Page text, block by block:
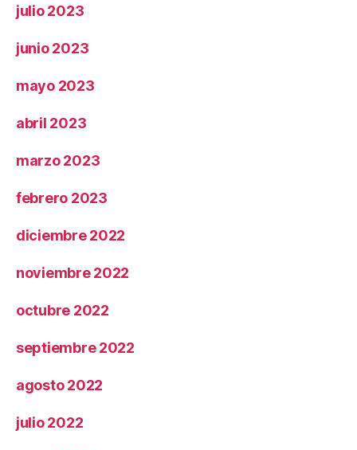
julio 2023
junio 2023
mayo 2023
abril 2023
marzo 2023
febrero 2023
diciembre 2022
noviembre 2022
octubre 2022
septiembre 2022
agosto 2022
julio 2022